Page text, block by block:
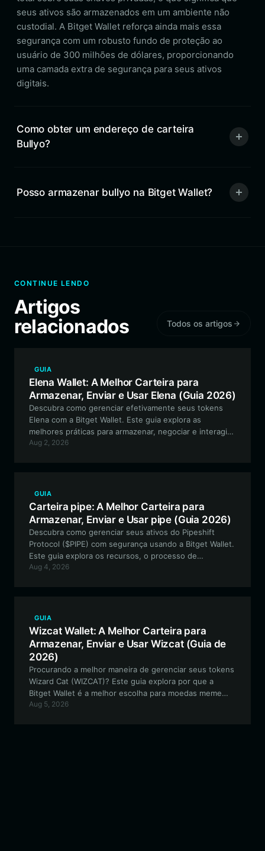
seus ativos são armazenados em um ambiente não
custodial. A Bitget Wallet reforça ainda mais essa
segurança com um robusto fundo de proteção ao
usuário de 300 milhões de dólares, proporcionando
uma camada extra de segurança para seus ativos
digitais.
Como obter um endereço de carteira
Bullyo?
Posso armazenar bullyo na Bitget Wallet?
CONTINUE LENDO
Artigos
relacionados
Todos os artigos
GUIA
Elena Wallet: A Melhor Carteira para
Armazenar, Enviar e Usar Elena (Guia 2026)
Descubra como gerenciar efetivamente seus tokens
Elena com a Bitget Wallet. Este guia explora as
melhores práticas para armazenar, negociar e interagir
com o ecossistema Elena na rede EVM.
Aug 2, 2026
GUIA
Carteira pipe: A Melhor Carteira para
Armazenar, Enviar e Usar pipe (Guia 2026)
Descubra como gerenciar seus ativos do Pipeshift
Protocol ($PIPE) com segurança usando a Bitget Wallet.
Este guia explora os recursos, o processo de
configuração e a utilidade da melhor carteira para
Aug 4, 2026
GUIA
Wizcat Wallet: A Melhor Carteira para
Armazenar, Enviar e Usar Wizcat (Guia de
2026)
Procurando a melhor maneira de gerenciar seus tokens
Wizard Cat (WIZCAT)? Este guia explora por que a
Bitget Wallet é a melhor escolha para moedas meme
baseadas em Solana, oferecendo armazenamento
Aug 5, 2026